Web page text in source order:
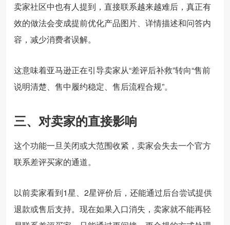
卖家社区中也有人提到，直接联系越来越难后，真正有
效的做法会变成提前优化产品图片、详情描述和问答内
容，减少消费者误解。
这意味着亚马逊正在引导卖家从“差评后补救”转向“售前
说明清楚、售中履约稳定、售后流程合规”。
三、对卖家的直接影响
这个功能一旦关闭或大范围收紧，卖家会失去一个官方
联系差评买家的通道。
以前卖家看到1星、2星评价后，还能通过后台尝试提供
退款或售后支持。现在如果入口消失，卖家就不能再轻